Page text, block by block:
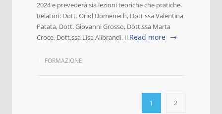
2024 e prevederà sia lezioni teoriche che pratiche.
Relatori: Dott. Oriol Domenech, Dott.ssa Valentina
Patata, Dott. Giovanni Grosso, Dott.ssa Marta
Croce, Dott.ssa Lisa Alibrandi. Il Read more
FORMAZIONE
1 2